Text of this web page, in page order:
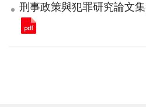
刑事政策與犯罪研究論文